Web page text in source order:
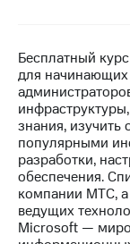
ПАО
"МТС"
Бесплатный
для
знания, изучить
популярными
разработки,
обеспечения.
компании МТС,
ведущих
Microsoft —